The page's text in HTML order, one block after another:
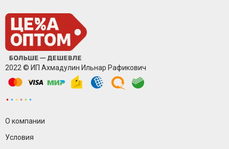
2022 © ИП Ахмадулин Ильнар Рафикович
О компании
Условия